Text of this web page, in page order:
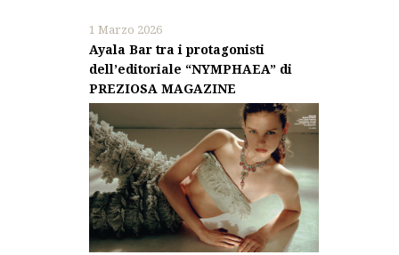
1 Marzo 2026
Ayala Bar tra i protagonisti
dell’editoriale “NYMPHAEA” di
PREZIOSA MAGAZINE